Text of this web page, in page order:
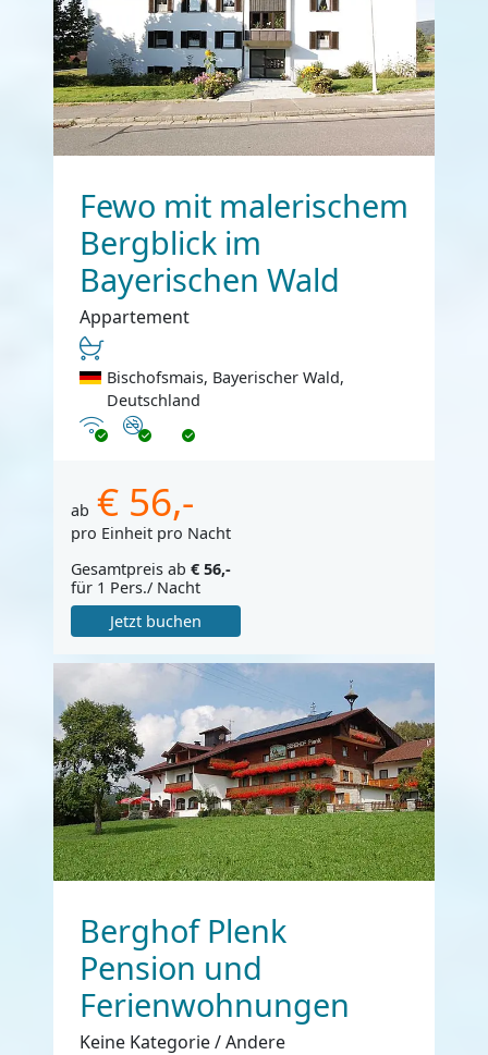
Fewo mit malerischem
Bergblick im
Bayerischen Wald
Appartement
Bischofsmais, Bayerischer Wald,
Deutschland
InternetNichtraucher
ab € 56,-
pro Einheit pro Nacht
Gesamtpreis ab € 56,-
für 1 Pers./ Nacht
Jetzt buchen
Berghof Plenk
Pension und
Ferienwohnungen
Keine Kategorie / Andere